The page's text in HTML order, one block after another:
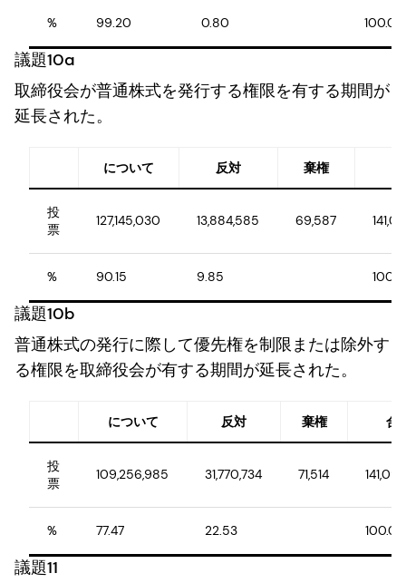
% 99.20 0.80 100.00
議題10a
取締役会が普通株式を発行する権限を有する期間が
延長された。
について 反対 棄権
投
票
127,145,030 13,884,585 69,587
% 90.15 9.85
議題10b
普通株式の発行に際して優先権を制限または除外す
る権限を取締役会が有する期間が延長された。
について 反対 棄権 合
投
票
109,256,985 31,770,734 71,514
% 77.47 22.53 100.00
議題11